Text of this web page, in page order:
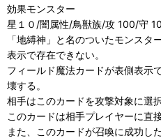
効果モンスター
星１０/闇属性/鳥獣族/攻 100/守
「地縛神」と名のついたモンス
表示で存在できない。
フィールド魔法カードが表側表示
壊する。
相手はこのカードを攻撃対象に選
このカードは相手プレイヤーに直
また、このカードが召喚に成功した